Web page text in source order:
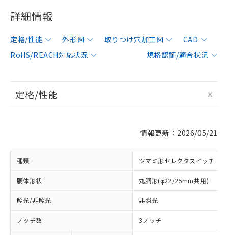
詳細情報
定格/性能 外形図 取りつけ穴加工図
CAD
RoHS/REACH対応状況
規格認証/適合状況
定格/性能
情報更新：2026/05/21
種類 ツマミ形セレクタスイッチ
胴体形状 丸胴形(φ22/25mm共用)
照光/非照光 非照光
ノッチ数 3ノッチ